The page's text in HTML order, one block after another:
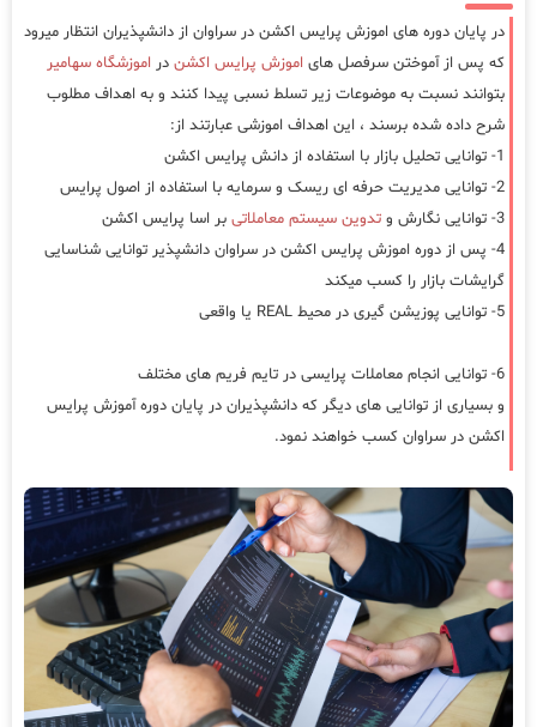
در پایان دوره های اموزش پرایس اکشن در سراوان از دانشپذیران انتظار میرود
که پس از آموختن سرفصل های اموزش پرایس اکشن در اموزشگاه سهامیر
بتوانند نسبت به موضوعات زیر تسلط نسبی پیدا کنند و به اهداف مطلوب
شرح داده شده برسند ، این اهداف اموزشی عبارتند از:
1- توانایی تحلیل بازار با استفاده از دانش پرایس اکشن
2- توانایی مدیریت حرفه ای ریسک و سرمایه با استفاده از اصول پرایس
3- توانایی نگارش و
تدوین سیستم معاملاتی بر اسا پرایس اکشن
4- پس از دوره اموزش پرایس اکشن در سراوان دانشپذیر توانایی شناسایی
گرایشات بازار را کسب میکند
5- توانایی پوزیشن گیری در محیط REAL یا واقعی
6- توانایی انجام معاملات پرایسی در تایم فریم های مختلف
و بسیاری از توانایی های دیگر که دانشپذیران در پایان دوره آموزش پرایس
اکشن در سراوان کسب خواهند نمود.